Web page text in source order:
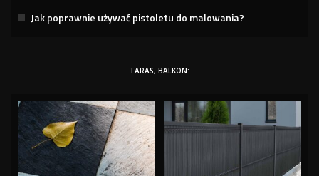
Jak poprawnie używać pistoletu do malowania?
TARAS, BALKON: